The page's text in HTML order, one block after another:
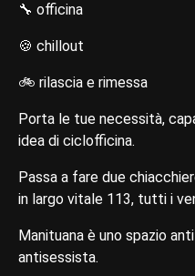
🔧 officina
🍪 chillout
🚲 rilascia e rimessa
Porta le tue necessità,
idea di ciclofficina.
Passa a fare due
in largo vitale 113, tutti i
Manituana è uno spazio
antisessista.